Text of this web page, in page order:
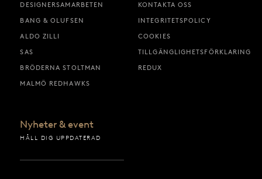
DESIGNERSAMARBETEN
BANG & OLUFSEN
ALDO ZILLI
SAS
BRÖDERNA STOLTMAN
MALMÖ REDHAWKS
KONTAKTA OSS
INTEGRITETSPOLICY
COOKIES
TILLGÄNGLIGHETSFÖRKLARING
REDUX
Nyheter & event
HÅLL DIG UPPDATERAD